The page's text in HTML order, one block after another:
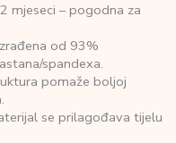
mjeseci – pogodna za
od 93%
spandexa.
pomaže boljoj
se prilagođava tijelu